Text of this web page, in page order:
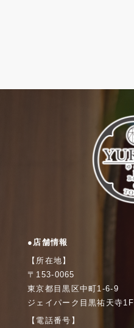
●店舗情報
【所在地】
〒153-0065
東京都目黒区中町1-6-9
ジェイパーク目黒祐天寺1F
【電話番号】